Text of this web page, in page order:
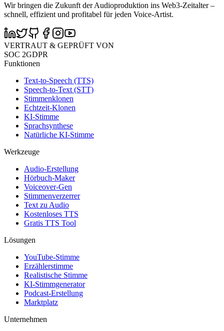
Wir bringen die Zukunft der Audioproduktion ins Web3-Zeitalter –
schnell, effizient und profitabel für jeden Voice-Artist.
VERTRAUT & GEPRÜFT VON
SOC 2GDPR
Funktionen
Text-to-Speech (TTS)
Speech-to-Text (STT)
Stimmenklonen
Echtzeit-Klonen
KI-Stimme
Sprachsynthese
Natürliche KI-Stimme
Werkzeuge
Audio-Erstellung
Hörbuch-Maker
Voiceover-Gen
Stimmenverzerrer
Text zu Audio
Kostenloses TTS
Gratis TTS Tool
Lösungen
YouTube-Stimme
Erzählerstimme
Realistische Stimme
KI-Stimmgenerator
Podcast-Erstellung
Marktplatz
Unternehmen